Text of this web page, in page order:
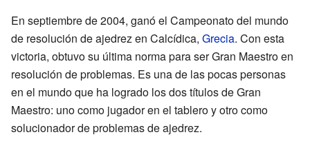
En septiembre de 2004, ganó el Campeonato del mundo
de resolución de ajedrez en Calcídica, Grecia. Con esta
victoria, obtuvo su última norma para ser Gran Maestro en
resolución de problemas. Es una de las pocas personas
en el mundo que ha logrado los dos títulos de Gran
Maestro: uno como jugador en el tablero y otro como
solucionador de problemas de ajedrez.